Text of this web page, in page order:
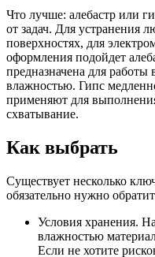
Что лучше: алебастр или
от задач. Для устранения
поверхностях, для
оформления подойдет
предназначена для
влажностью. Гипс
применяют для
схватывание.
Как выбрать
Существует несколько
обязательно нужно
Условия хранения.
влажностью
Если не хотите